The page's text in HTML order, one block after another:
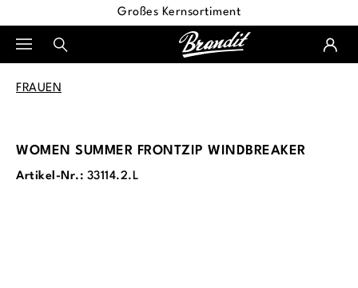
Großes Kernsortiment
FRAUEN
WOMEN SUMMER FRONTZIP WINDBREAKER
Artikel-Nr.: 33114.2.L